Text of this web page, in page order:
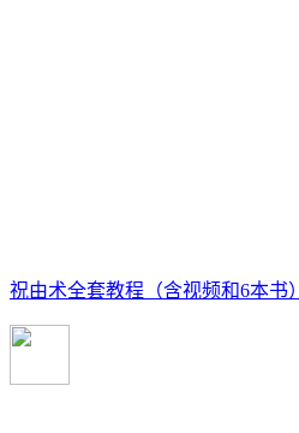
祝由术全套教程（含视频和6本书）